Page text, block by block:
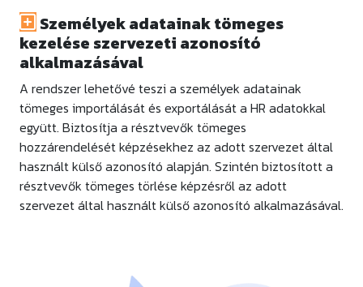
Személyek adatainak tömeges
kezelése szervezeti azonosító
alkalmazásával
A rendszer lehetővé teszi a személyek adatainak
tömeges importálását és exportálását a HR adatokkal
együtt. Biztosítja a résztvevők tömeges
hozzárendelését képzésekhez az adott szervezet által
használt külső azonosító alapján. Szintén biztosított a
résztvevők tömeges törlése képzésről az adott
szervezet által használt külső azonosító alkalmazásával.